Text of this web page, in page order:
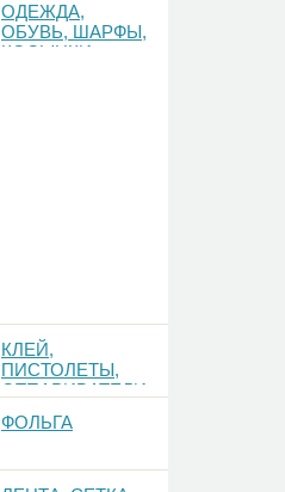
ОДЕЖДА,
ОБУВЬ, ШАРФЫ,
КОСЫНКИ
КЛЕЙ,
ПИСТОЛЕТЫ,
ОТПАРИВАТЕЛИ
ФОЛЬГА